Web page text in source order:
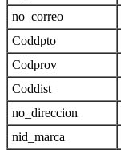
no_correo
Coddpto
Codprov
Coddist
no_direccion
nid_marca